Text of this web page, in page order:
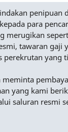
penipuan
para
merugikan
tawaran gaji
perekrutan yang
yang kami
saluran resmi